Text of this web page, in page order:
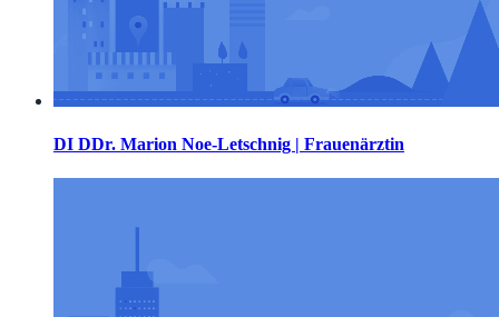
DI DDr. Marion Noe-Letschnig | Frauenärztin